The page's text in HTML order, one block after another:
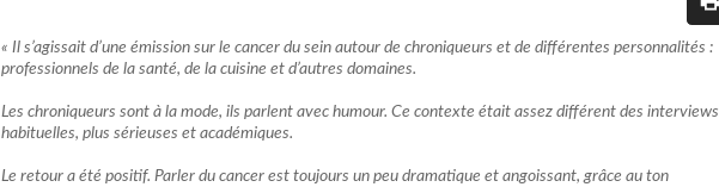
« Il s’agissait d’une émission sur le cancer du sein autour de chroniqueurs et de différentes personnalités :
professionnels de la santé, de la cuisine et d’autres domaines.
Les chroniqueurs sont à la mode, ils parlent avec humour. Ce contexte était assez différent des interviews
habituelles, plus sérieuses et académiques.
Le retour a été positif. Parler du cancer est toujours un peu dramatique et angoissant, grâce au ton